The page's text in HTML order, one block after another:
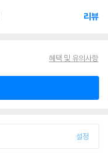
리뷰
혜택 및 유의사항
설정